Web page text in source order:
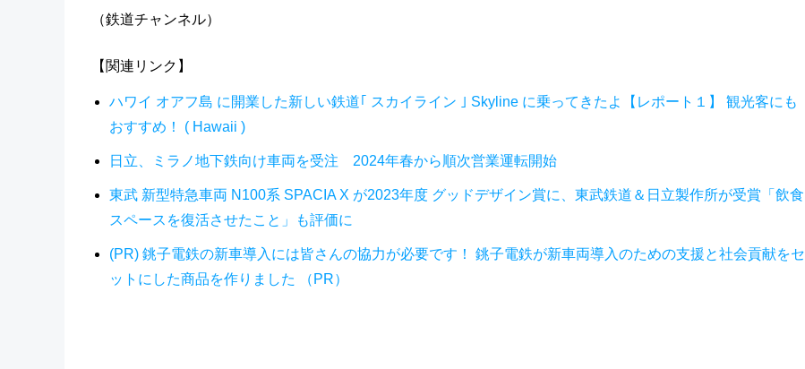
（鉄道チャンネル）
【関連リンク】
ハワイ オアフ島 に開業した新しい鉄道｢ スカイライン ｣ Skyline に乗ってきたよ【レポート１】 観光客にも
おすすめ！ ( Hawaii )
日立、ミラノ地下鉄向け車両を受注 2024年春から順次営業運転開始
東武 新型特急車両 N100系 SPACIA X が2023年度 グッドデザイン賞に、東武鉄道＆日立製作所が受賞「飲食
スペースを復活させたこと」も評価に
(PR) 銚子電鉄の新車導入には皆さんの協力が必要です！ 銚子電鉄が新車両導入のための支援と社会貢献をセ
ットにした商品を作りました （PR）